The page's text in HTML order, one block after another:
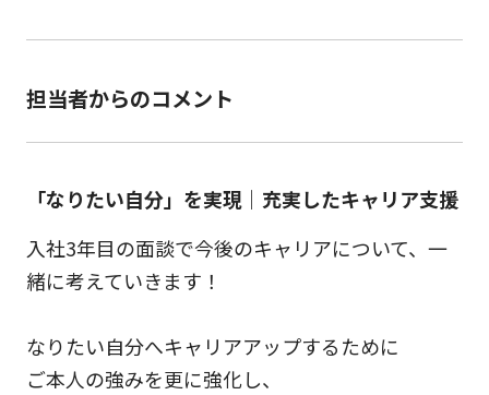
担当者からのコメント
「なりたい自分」を実現｜充実したキャリア支援
入社3年目の面談で今後のキャリアについて、一
緒に考えていきます！
なりたい自分へキャリアアップするために
ご本人の強みを更に強化し、